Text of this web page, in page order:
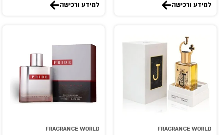
למידע ורכישה למידע ורכישה
FRAGRANCE WORLD
FRAGRANCE WORLD